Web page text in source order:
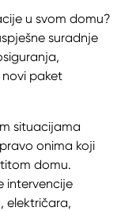
u svom domu?
suradnje
paket
situacijama
onima koji
domu.
intervencije
električara,